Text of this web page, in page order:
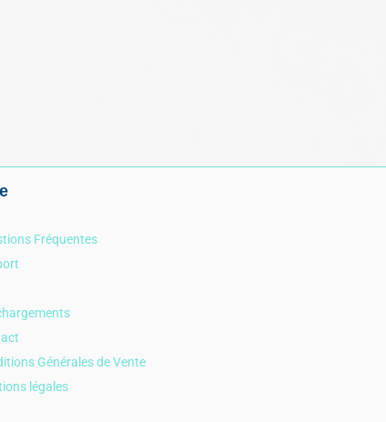
Fréquentes
Générales de Vente
légales